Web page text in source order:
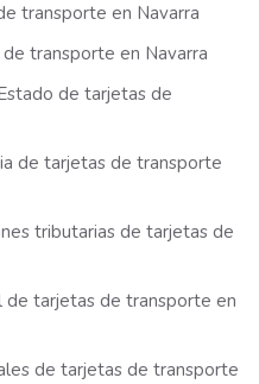
transporte en Navarra
transporte en Navarra
de tarjetas de
de tarjetas de transporte
tributarias de tarjetas de
de tarjetas de transporte en
de tarjetas de transporte